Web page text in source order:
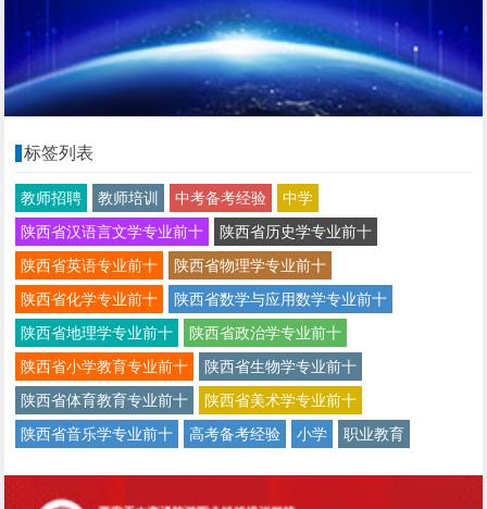
标签列表
教师招聘 教师培训 中考备考经验
中学
陕西省汉语言文学专业前十
陕西省历史学专业前十
陕西省英语专业前十
陕西省物理学专业前十
陕西省化学专业前十
陕西省数学与应用数学专业前十
陕西省地理学专业前十
陕西省政治学专业前十
陕西省小学教育专业前十
陕西省生物学专业前十
陕西省体育教育专业前十
陕西省美术学专业前十
陕西省音乐学专业前十
高考备考经验 小学 职业教育